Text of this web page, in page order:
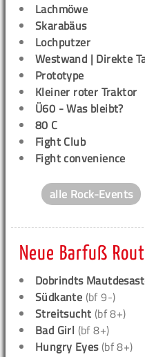
Lachmöwe
Skarabäus
Lochputzer
Westwand | Direkte
Prototype
Kleiner roter Traktor
Ü60 - Was bleibt?
80 C
Fight Club
Fight convenience
alle Rock-Events
Neue Barfuß
Dobrindts
Südkante (bf 9-)
Streitsucht (bf 8+)
Bad Girl (bf 8+)
Hungry Eyes(bf 8+)